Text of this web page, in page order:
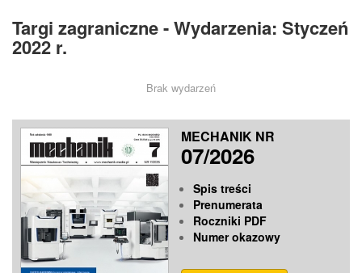
Targi zagraniczne - Wydarzenia: Styczeń
2022 r.
Brak wydarzeń
MECHANIK NR
07/2026
Spis treści
Prenumerata
Roczniki PDF
Numer okazowy